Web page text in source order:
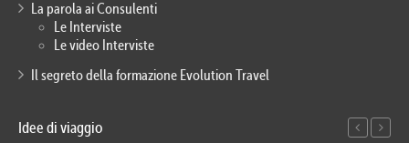
La parola ai Consulenti
Le Interviste
Le video Interviste
Il segreto della formazione Evolution Travel
Idee di viaggio